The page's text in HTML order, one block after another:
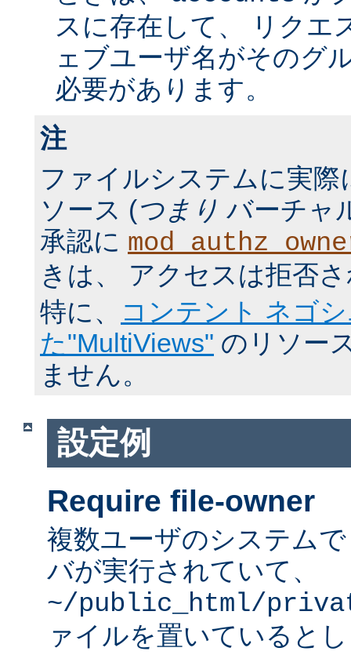
スに存在して、 リクエ
ェブユーザ名がそのグ
必要があります。
注
ファイルシステムに実
ソース (つまり バーチャ
承認に
きは、 アクセスは拒否
特に、
コンテント ネゴ
た"MultiViews" のリソー
ません。
設定例
Require file-owner
複数ユーザのシステム
バが実行されていて、
~/public_html/
ァイルを置いていると